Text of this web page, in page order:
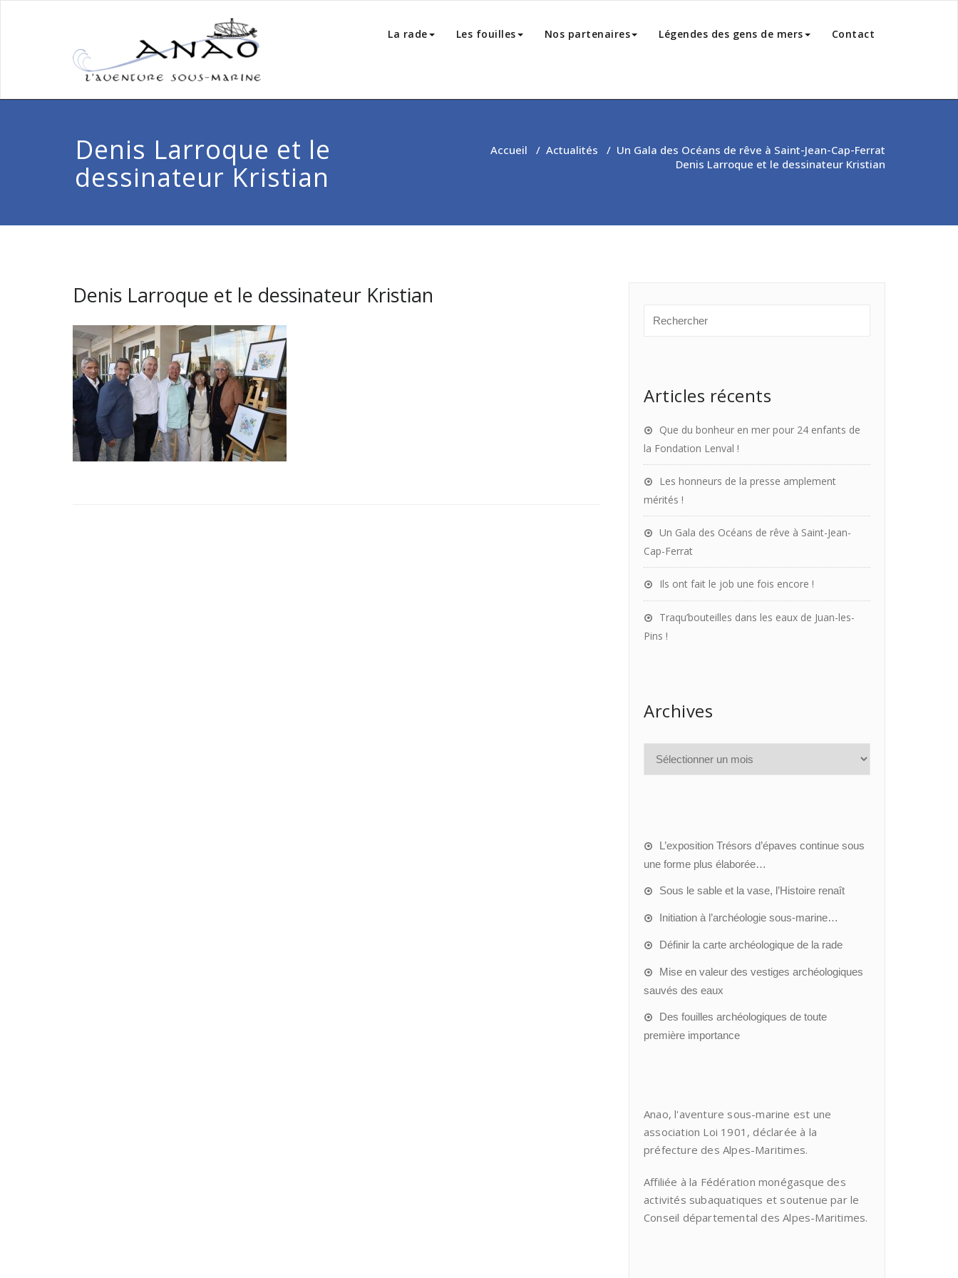
La rade Les fouilles Nos partenaires Légendes des gens de mers Contact
Denis Larroque et le
dessinateur Kristian
Accueil / Actualités / Un Gala des Océans de rêve à Saint-Jean-Cap-Ferrat
Denis Larroque et le dessinateur Kristian
Denis Larroque et le dessinateur Kristian
Articles récents
Que du bonheur en mer pour 24 enfants de
la Fondation Lenval !
Les honneurs de la presse amplement
mérités !
Un Gala des Océans de rêve à Saint-Jean-
Cap-Ferrat
Ils ont fait le job une fois encore !
Traqu’bouteilles dans les eaux de Juan-les-
Pins !
Archives
L’exposition Trésors d’épaves continue sous
une forme plus élaborée…
Sous le sable et la vase, l’Histoire renaît
Initiation à l’archéologie sous-marine…
Définir la carte archéologique de la rade
Mise en valeur des vestiges archéologiques
sauvés des eaux
Des fouilles archéologiques de toute
première importance
Anao, l'aventure sous-marine est une
association Loi 1901, déclarée à la
préfecture des Alpes-Maritimes.
Affiliée à la Fédération monégasque des
activités subaquatiques et soutenue par le
Conseil départemental des Alpes-Maritimes.